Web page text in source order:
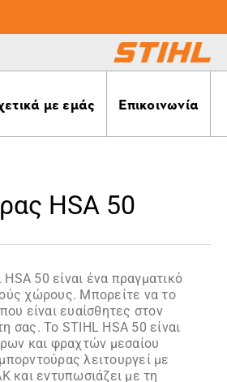
με εμάς Επικοινωνία
HSA 50
50 είναι ένα πραγματικό
χώρους. Μπορείτε να το
είναι ευαίσθητες στον
σας. Το STIHL HSA 50 είναι
και φραχτών μεσαίου
λειτουργεί με
και εντυπωσιάζει με τη